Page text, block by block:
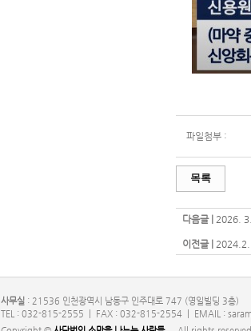
파일첨부 :
목록
다음글 | 2026.
이전글 |
사무실 : 21536 인천광역시 남동구 인주대로 747 (영일빌딩 3층)
TEL : 032-815-2555 | FAX : 032-815-2554 | EMAIL :